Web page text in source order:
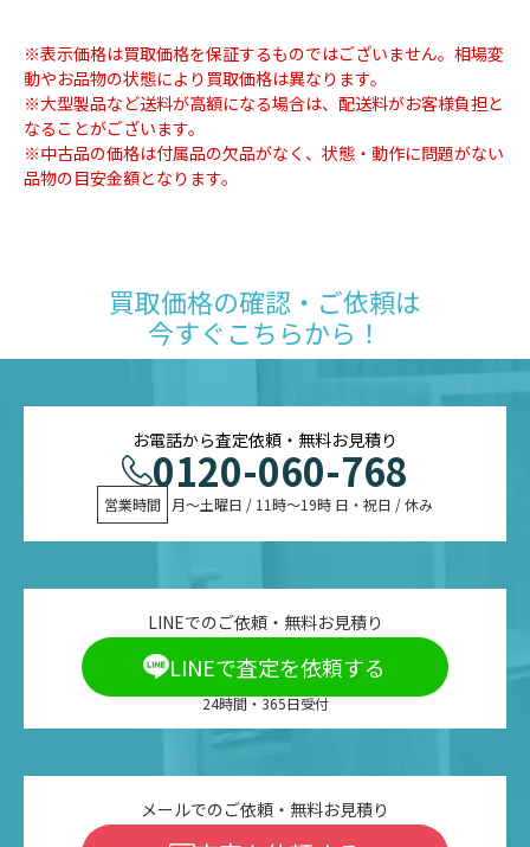
※表示価格は買取価格を保証するものではございません。相場変
動やお品物の状態により買取価格は異なります。
※大型製品など送料が高額になる場合は、配送料がお客様負担と
なることがございます。
※中古品の価格は付属品の欠品がなく、状態・動作に問題がない
品物の目安金額となります。
買取価格の確認・ご依頼は
今すぐこちらから！
お電話から査定依頼・無料お見積り
0120-060-768
営業時間 月〜土曜日 / 11時〜19時 日・祝日 / 休み
LINEでのご依頼・無料お見積り
LINEで査定を依頼する
24時間・365日受付
メールでのご依頼・無料お見積り